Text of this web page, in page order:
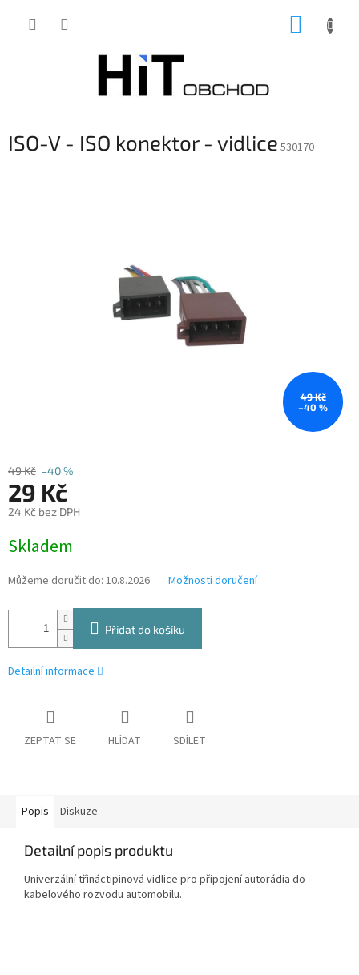
ISO-V - ISO konektor - vidlice 530170
49 Kč
–40 %
49 Kč –40 %
29 Kč
24 Kč bez DPH
cena:
Skladem
Můžeme doručit do: 10.8.2026 Možnosti doručení
Přidat do košíku
Detailní informace
ZEPTAT SE HLÍDAT SDÍLET
Popis Diskuze
Detailní popis produktu
Univerzální třináctipinová vidlice pro připojení autorádia do
kabelového rozvodu automobilu.